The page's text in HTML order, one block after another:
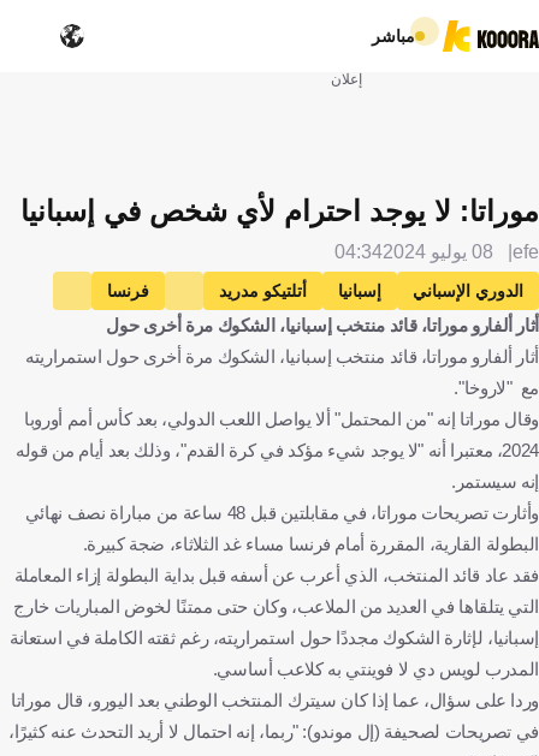
مباشر
إعلان
موراتا: لا يوجد احترام لأي شخص في إسبانيا
efe 08 يوليو 2024 04:34
الدوري الإسباني إسبانيا أتلتيكو مدريد
فرنسا
فرنسا
إسبانيا ألفارو موراتا الإنتقالات كرة قدمأثار ألفارو موراتا، قائد منتخب إسبانيا، الشكوك مرة أخرى حول
أثار ألفارو موراتا، قائد منتخب إسبانيا، الشكوك مرة أخرى حول استمراريته
مع "لاروخا".
وقال موراتا إنه "من المحتمل" ألا يواصل اللعب الدولي، بعد كأس أمم أوروبا
2024، معتبرا أنه "لا يوجد شيء مؤكد في كرة القدم"، وذلك بعد أيام من قوله
إنه سيستمر.
وأثارت تصريحات موراتا، في مقابلتين قبل 48 ساعة من مباراة نصف نهائي
البطولة القارية، المقررة أمام فرنسا مساء غد الثلاثاء، ضجة كبيرة.
فقد عاد قائد المنتخب، الذي أعرب عن أسفه قبل بداية البطولة إزاء المعاملة
التي يتلقاها في العديد من الملاعب، وكان حتى ممتنًا لخوض المباريات خارج
إسبانيا، لإثارة الشكوك مجددًا حول استمراريته، رغم ثقته الكاملة في استعانة
المدرب لويس دي لا فوينتي به كلاعب أساسي.
وردا على سؤال، عما إذا كان سيترك المنتخب الوطني بعد اليورو، قال موراتا
في تصريحات لصحيفة (إل موندو): "ربما، إنه احتمال لا أريد التحدث عنه كثيرًا،